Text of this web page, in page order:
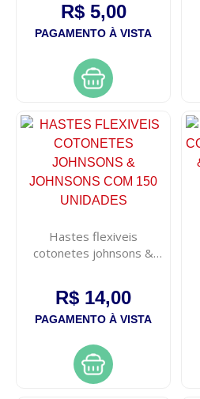
R$ 5,00
PAGAMENTO À VISTA
Hastes flexiveis
cotonetes johnsons &
unidades
R$ 14,00
PAGAMENTO À VISTA